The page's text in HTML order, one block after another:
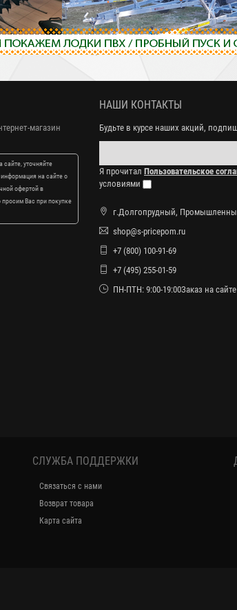
магазин
сайте, уточняйте
на сайте о
офертой в
Вас при покупке
НАШИ КОНТАКТЫ
Будьте в курсе наших акций,
Я прочитал Пользовательское
условиями
г.Долгопрудный,
shop@s-pricepom.ru
+7 (800) 100-91-69
+7 (495) 255-01-59
ПН-ПТН: 9:00-19:00Заказ на
СЛУЖБА ПОДДЕРЖКИ
Связаться с нами
Возврат товара
Карта сайта